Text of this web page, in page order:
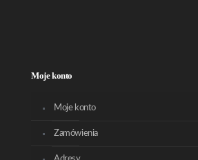
Moje konto
Moje konto
Zamówienia